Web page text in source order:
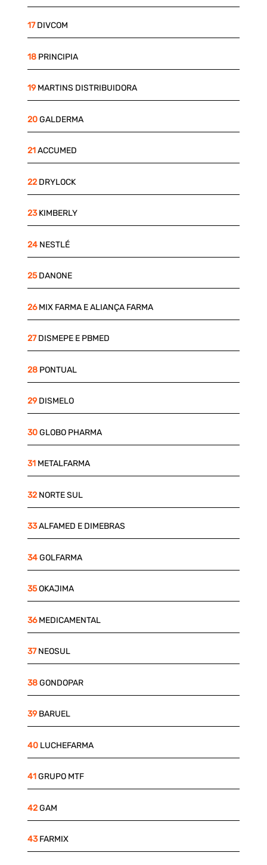
17DIVCOM
18PRINCIPIA
19MARTINS DISTRIBUIDORA
20GALDERMA
21ACCUMED
22DRYLOCK
23KIMBERLY
24NESTLÉ
25DANONE
26MIX FARMA E ALIANÇA FARMA
27DISMEPE E PBMED
28PONTUAL
29DISMELO
30GLOBO PHARMA
31METALFARMA
32NORTE SUL
33ALFAMED E DIMEBRAS
34GOLFARMA
35OKAJIMA
36MEDICAMENTAL
37NEOSUL
38GONDOPAR
39BARUEL
40LUCHEFARMA
41GRUPO MTF
42GAM
43FARMIX